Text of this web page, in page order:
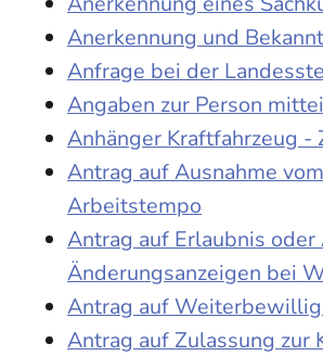
Anerkennung und
Anfrage bei der
Angaben zur Person
Anhänger Kraftfahrzeug -
Antrag auf Ausnahme
Arbeitstempo
Antrag auf Erlaubnis
Änderungsanzeigen bei
Antrag auf
Antrag auf Zulassung zur